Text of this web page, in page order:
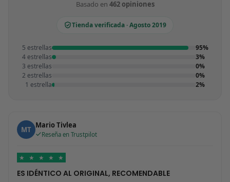
Basado en 462 opiniones
Tienda verificada · Agosto 2019
5 estrellas
95%
4 estrellas
3%
3 estrellas
0%
2 estrellas
0%
1 estrella
2%
MT Mario Tivlea
Reseña en Trustpilot
★ ★ ★ ★ ★
ES IDÉNTICO AL ORIGINAL, RECOMENDABLE